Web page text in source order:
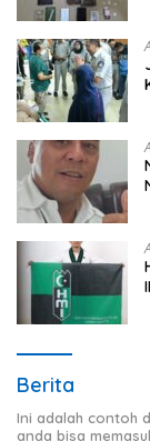
Berita
Ini adalah contoh
anda bisa